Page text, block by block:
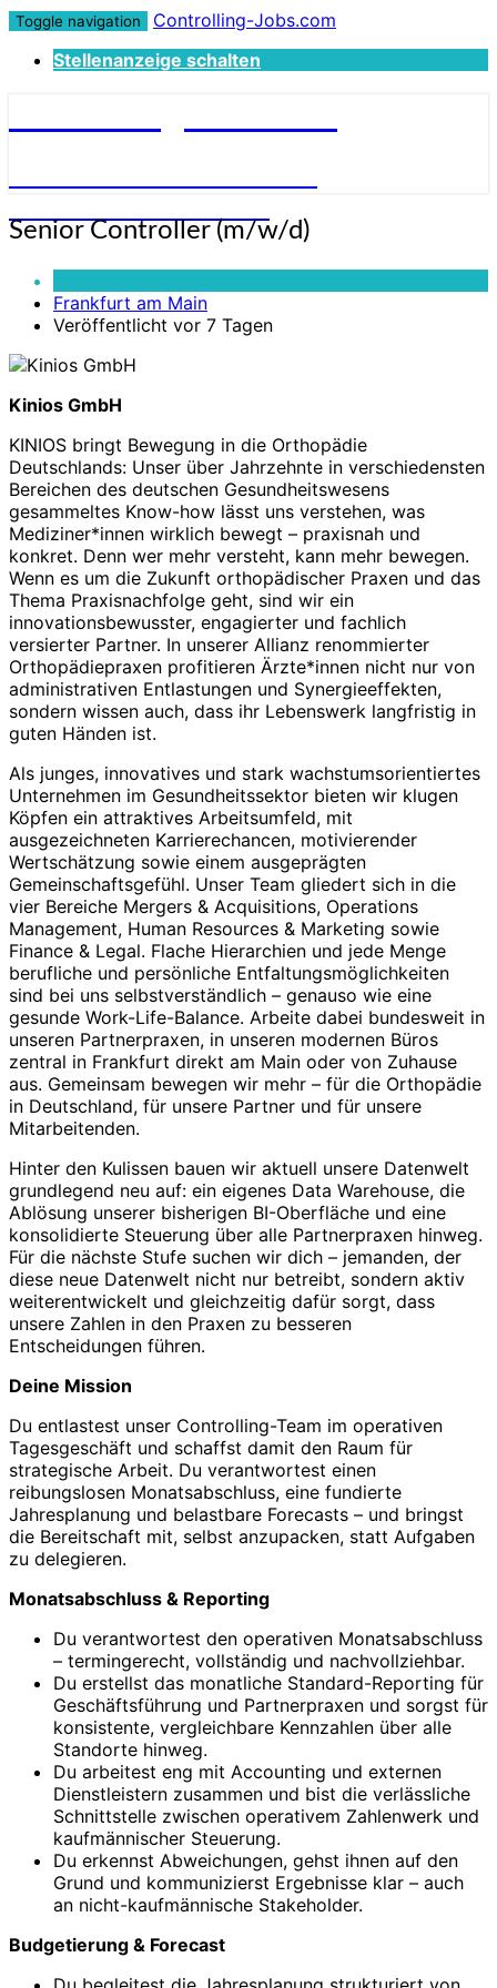
Toggle navigation
Controlling-Jobs.com
Stellenanzeige schalten
Senior
(m/w/d)
Senior Controller (m/w/d)
Frankfurt am Main
Veröffentlicht vor 7 Tagen
Kinios GmbH
KINIOS bringt Bewegung in die Orthopädie
Deutschlands: Unser über Jahrzehnte in verschiedensten
Bereichen des deutschen Gesundheitswesens
gesammeltes Know-how lässt uns verstehen, was
Mediziner*innen wirklich bewegt – praxisnah und
konkret. Denn wer mehr versteht, kann mehr bewegen.
Wenn es um die Zukunft orthopädischer Praxen und das
Thema Praxisnachfolge geht, sind wir ein
innovationsbewusster, engagierter und fachlich
versierter Partner. In unserer Allianz renommierter
Orthopädiepraxen profitieren Ärzte*innen nicht nur von
administrativen Entlastungen und Synergieeffekten,
sondern wissen auch, dass ihr Lebenswerk langfristig in
guten Händen ist.
Als junges, innovatives und stark wachstumsorientiertes
Unternehmen im Gesundheitssektor bieten wir klugen
Köpfen ein attraktives Arbeitsumfeld, mit
ausgezeichneten Karrierechancen, motivierender
Wertschätzung sowie einem ausgeprägten
Gemeinschaftsgefühl. Unser Team gliedert sich in die
vier Bereiche Mergers & Acquisitions, Operations
Management, Human Resources & Marketing sowie
Finance & Legal. Flache Hierarchien und jede Menge
berufliche und persönliche Entfaltungsmöglichkeiten
sind bei uns selbstverständlich – genauso wie eine
gesunde Work-Life-Balance. Arbeite dabei bundesweit in
unseren Partnerpraxen, in unseren modernen Büros
zentral in Frankfurt direkt am Main oder von Zuhause
aus. Gemeinsam bewegen wir mehr – für die Orthopädie
in Deutschland, für unsere Partner und für unsere
Mitarbeitenden.
Hinter den Kulissen bauen wir aktuell unsere Datenwelt
grundlegend neu auf: ein eigenes Data Warehouse, die
Ablösung unserer bisherigen BI-Oberfläche und eine
konsolidierte Steuerung über alle Partnerpraxen hinweg.
Für die nächste Stufe suchen wir dich – jemanden, der
diese neue Datenwelt nicht nur betreibt, sondern aktiv
weiterentwickelt und gleichzeitig dafür sorgt, dass
unsere Zahlen in den Praxen zu besseren
Entscheidungen führen.
Deine Mission
Du entlastest unser Controlling-Team im operativen
Tagesgeschäft und schaffst damit den Raum für
strategische Arbeit. Du verantwortest einen
reibungslosen Monatsabschluss, eine fundierte
Jahresplanung und belastbare Forecasts – und bringst
die Bereitschaft mit, selbst anzupacken, statt Aufgaben
zu delegieren.
Monatsabschluss & Reporting
Du verantwortest den operativen Monatsabschluss
– termingerecht, vollständig und nachvollziehbar.
Du erstellst das monatliche Standard-Reporting für
Geschäftsführung und Partnerpraxen und sorgst für
konsistente, vergleichbare Kennzahlen über alle
Standorte hinweg.
Du arbeitest eng mit Accounting und externen
Dienstleistern zusammen und bist die verlässliche
Schnittstelle zwischen operativem Zahlenwerk und
kaufmännischer Steuerung.
Du erkennst Abweichungen, gehst ihnen auf den
Grund und kommunizierst Ergebnisse klar – auch
an nicht-kaufmännische Stakeholder.
Budgetierung & Forecast